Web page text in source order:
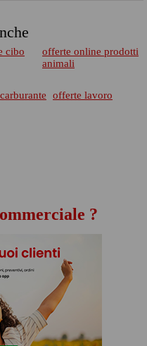
cibo
offerte online prodotti
animali
offerte lavoro
?